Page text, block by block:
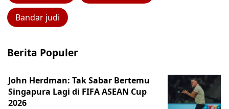
Bandar judi
Berita Populer
John Herdman: Tak Sabar Bertemu
Singapura Lagi di FIFA ASEAN Cup
2026